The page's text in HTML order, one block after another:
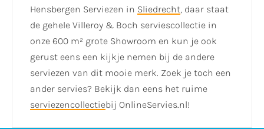
Hensbergen Serviezen in Sliedrecht, daar staat
de gehele Villeroy & Boch serviescollectie in
onze 600 m² grote Showroom en kun je ook
gerust eens een kijkje nemen bij de andere
serviezen van dit mooie merk. Zoek je toch een
ander servies? Bekijk dan eens het ruime
serviezencollectiebij OnlineServies.nl!